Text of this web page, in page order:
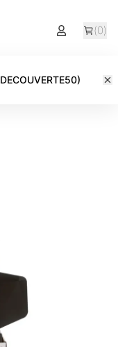
(0)
DECOUVERTE50)